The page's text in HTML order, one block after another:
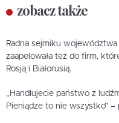
zobacz także
Radna sejmiku
zaapelowała też do firm,
Rosją i Białorusią.
„Handlujecie państwo z
Pieniądze to nie wszystko” –